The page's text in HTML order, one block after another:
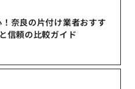
奈良の片付け業者おすす
信頼の比較ガイド